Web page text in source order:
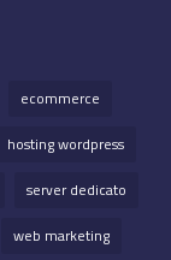
ecommerce
hosting wordpress
server dedicato
web marketing